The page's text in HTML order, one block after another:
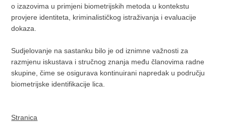
o izazovima u primjeni biometrijskih metoda u kontekstu
provjere identiteta, kriminalističkog istraživanja i evaluacije
dokaza.
Sudjelovanje na sastanku bilo je od iznimne važnosti za
razmjenu iskustava i stručnog znanja među članovima radne
skupine, čime se osigurava kontinuirani napredak u području
biometrijske identifikacije lica.
Stranica